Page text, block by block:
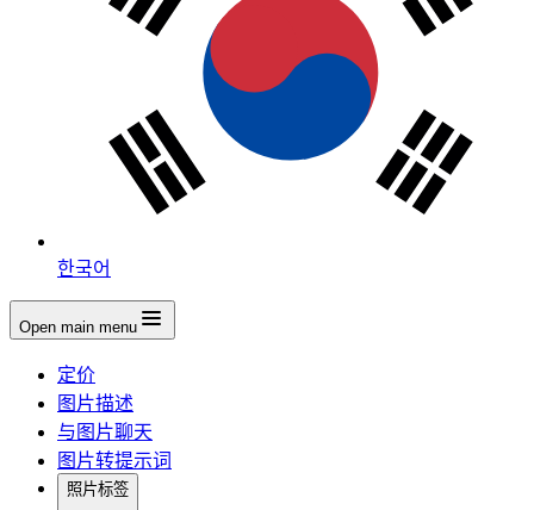
한국어
Open main menu
定价
图片描述
与图片聊天
图片转提示词
照片标签